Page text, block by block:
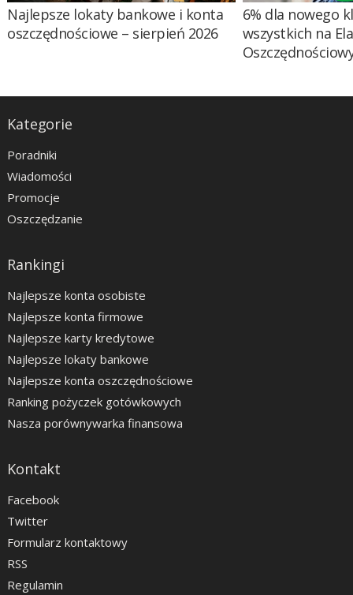
Najlepsze lokaty bankowe i konta
oszczędnościowe – sierpień 2026
6% dla nowego
wszystkich na
Kategorie
Poradniki
Wiadomości
Promocje
Oszczędzanie
Rankingi
Najlepsze konta osobiste
Najlepsze konta firmowe
Najlepsze karty kredytowe
Najlepsze lokaty bankowe
Najlepsze konta oszczędnościowe
Ranking pożyczek gotówkowych
Nasza porównywarka finansowa
Kontakt
Facebook
Twitter
Formularz kontaktowy
RSS
Regulamin